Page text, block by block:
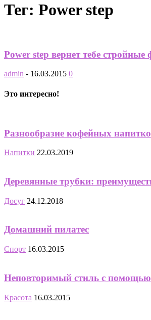
Тег: Power step
Power step вернет тебе
admin - 16.03.2015 0
Это интересно!
Разнообразие кофейных
Напитки 22.03.2019
Деревянные трубки:
Досуг 24.12.2018
Домашний пилатес
Спорт 16.03.2015
Неповторимый стиль с
Красота 16.03.2015